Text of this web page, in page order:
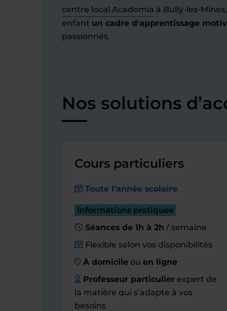
centre local Acadomia à Bully-les-
enfant un cadre d'apprentissage
passionnés.
Nos solutions
Cours particuliers
Toute l’année scolaire
Informations pratiques
Séances de 1h à 2h / semaine
Flexible selon vos disponibilités
À domicileou en ligne
Professeur particulier expert de
la matière qui s’adapte à vos
besoins